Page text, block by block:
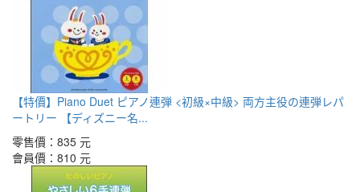
【特價】Piano Duet ピアノ連弾 <初級×中級> 両方主役の連弾レパ
ートリー 【ディズニー名...
零售價： 835 元
會員價： 810 元